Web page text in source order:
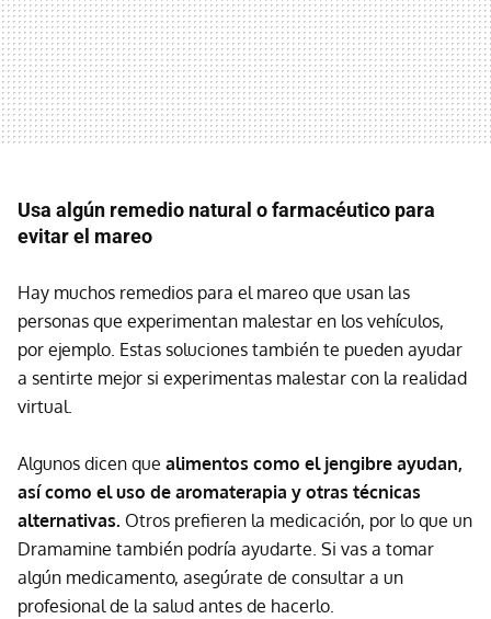
Usa algún remedio natural o farmacéutico para
evitar el mareo
Hay muchos remedios para el mareo que usan las
personas que experimentan malestar en los vehículos,
por ejemplo. Estas soluciones también te pueden ayudar
a sentirte mejor si experimentas malestar con la realidad
virtual.
Algunos dicen que alimentos como el jengibre ayudan,
así como el uso de aromaterapia y otras técnicas
alternativas. Otros prefieren la medicación, por lo que un
Dramamine también podría ayudarte. Si vas a tomar
algún medicamento, asegúrate de consultar a un
profesional de la salud antes de hacerlo.